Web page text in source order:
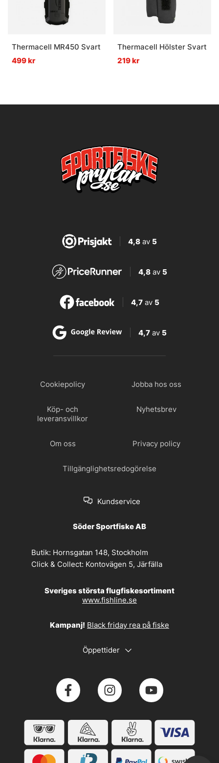
Thermacell MR450 Svart
499 kr
Thermacell Hölster Svart
219 kr
4,8av 5
4,8 av 5
4,7 av 5
4,7 av 5
Cookiepolicy Jobba hos oss
Köp- och
leveransvillkor
Nyhetsbrev
Om oss Privacy policy
Tillgänglighetsredogörelse
Kundservice
Söder Sportfiske AB
Butik: Hornsgatan 148, Stockholm
Click & Collect: Kontovägen 5, Järfälla
Sveriges största flugfiskesortiment
www.fishline.se
Kampanj! Black friday rea på fiske
Öppettider